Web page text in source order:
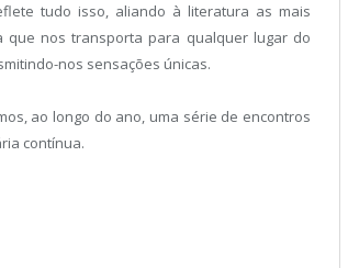
tudo isso, aliando à literatura as mais
que nos transporta para qualquer lugar do
nos sensações únicas.
ao longo do ano, uma série de encontros
contínua.